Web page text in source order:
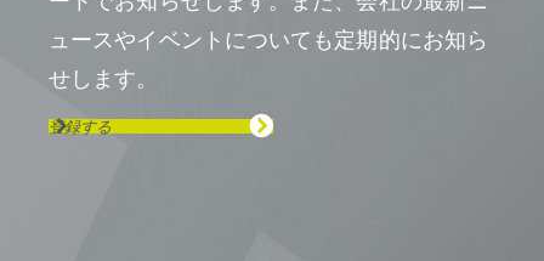
ュースやイベントについても定期的にお知ら
せします。
登録する